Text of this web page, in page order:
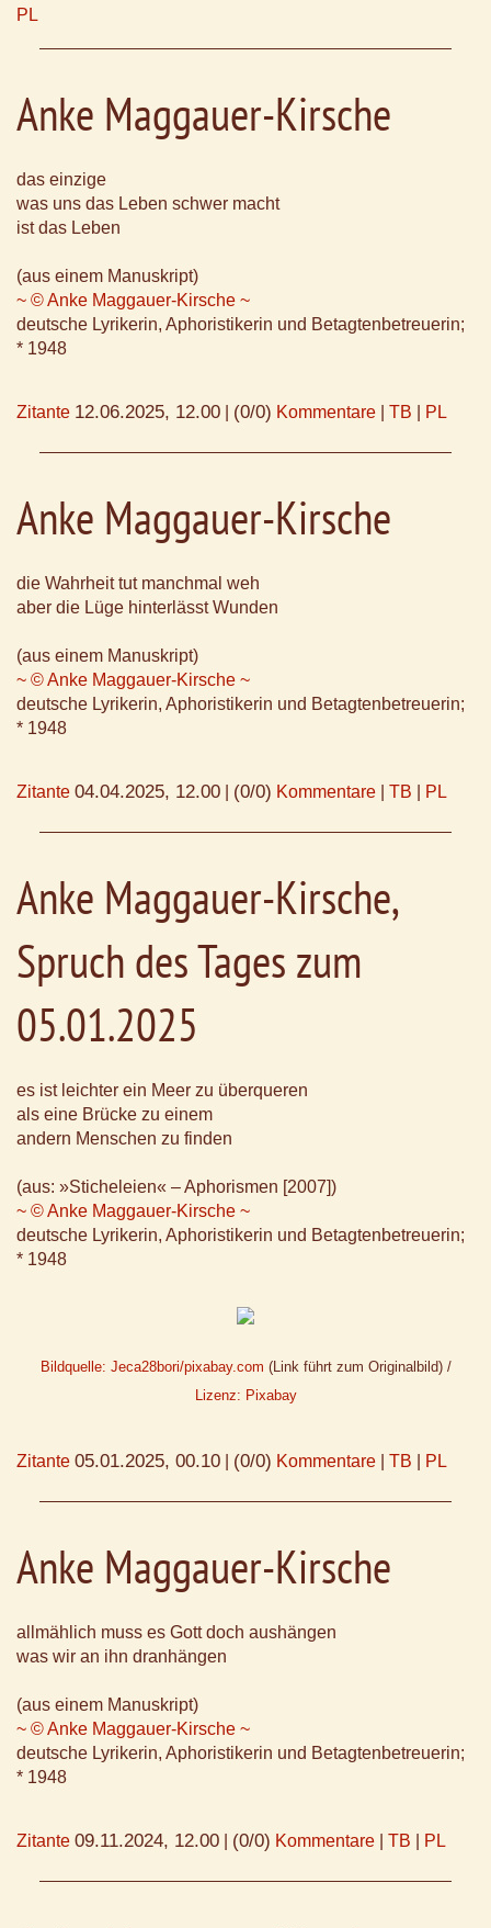
PL
Anke Maggauer-Kirsche
das einzige
was uns das Leben schwer macht
ist das Leben
(aus einem Manuskript)
~ © Anke Maggauer-Kirsche ~
deutsche Lyrikerin, Aphoristikerin und Betagtenbetreuerin;
* 1948
Zitante 12.06.2025, 12.00 (0/0) Kommentare TB PL
Anke Maggauer-Kirsche
die Wahrheit tut manchmal weh
aber die Lüge hinterlässt Wunden
(aus einem Manuskript)
~ © Anke Maggauer-Kirsche ~
deutsche Lyrikerin, Aphoristikerin und Betagtenbetreuerin;
* 1948
Zitante 04.04.2025, 12.00 (0/0) Kommentare TB PL
Anke Maggauer-Kirsche,
Spruch des Tages zum
05.01.2025
es ist leichter ein Meer zu überqueren
als eine Brücke zu einem
andern Menschen zu finden
(aus: »Sticheleien« – Aphorismen [2007])
~ © Anke Maggauer-Kirsche ~
deutsche Lyrikerin, Aphoristikerin und Betagtenbetreuerin;
* 1948
Bildquelle: Jeca28bori/pixabay.com (Link führt zum Originalbild) /
Lizenz: Pixabay
Zitante 05.01.2025, 00.10 (0/0) Kommentare TB PL
Anke Maggauer-Kirsche
allmählich muss es Gott doch aushängen
was wir an ihn dranhängen
(aus einem Manuskript)
~ © Anke Maggauer-Kirsche ~
deutsche Lyrikerin, Aphoristikerin und Betagtenbetreuerin;
* 1948
Zitante 09.11.2024, 12.00 (0/0) Kommentare TB PL